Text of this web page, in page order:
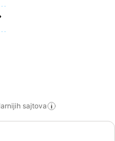
sajtova